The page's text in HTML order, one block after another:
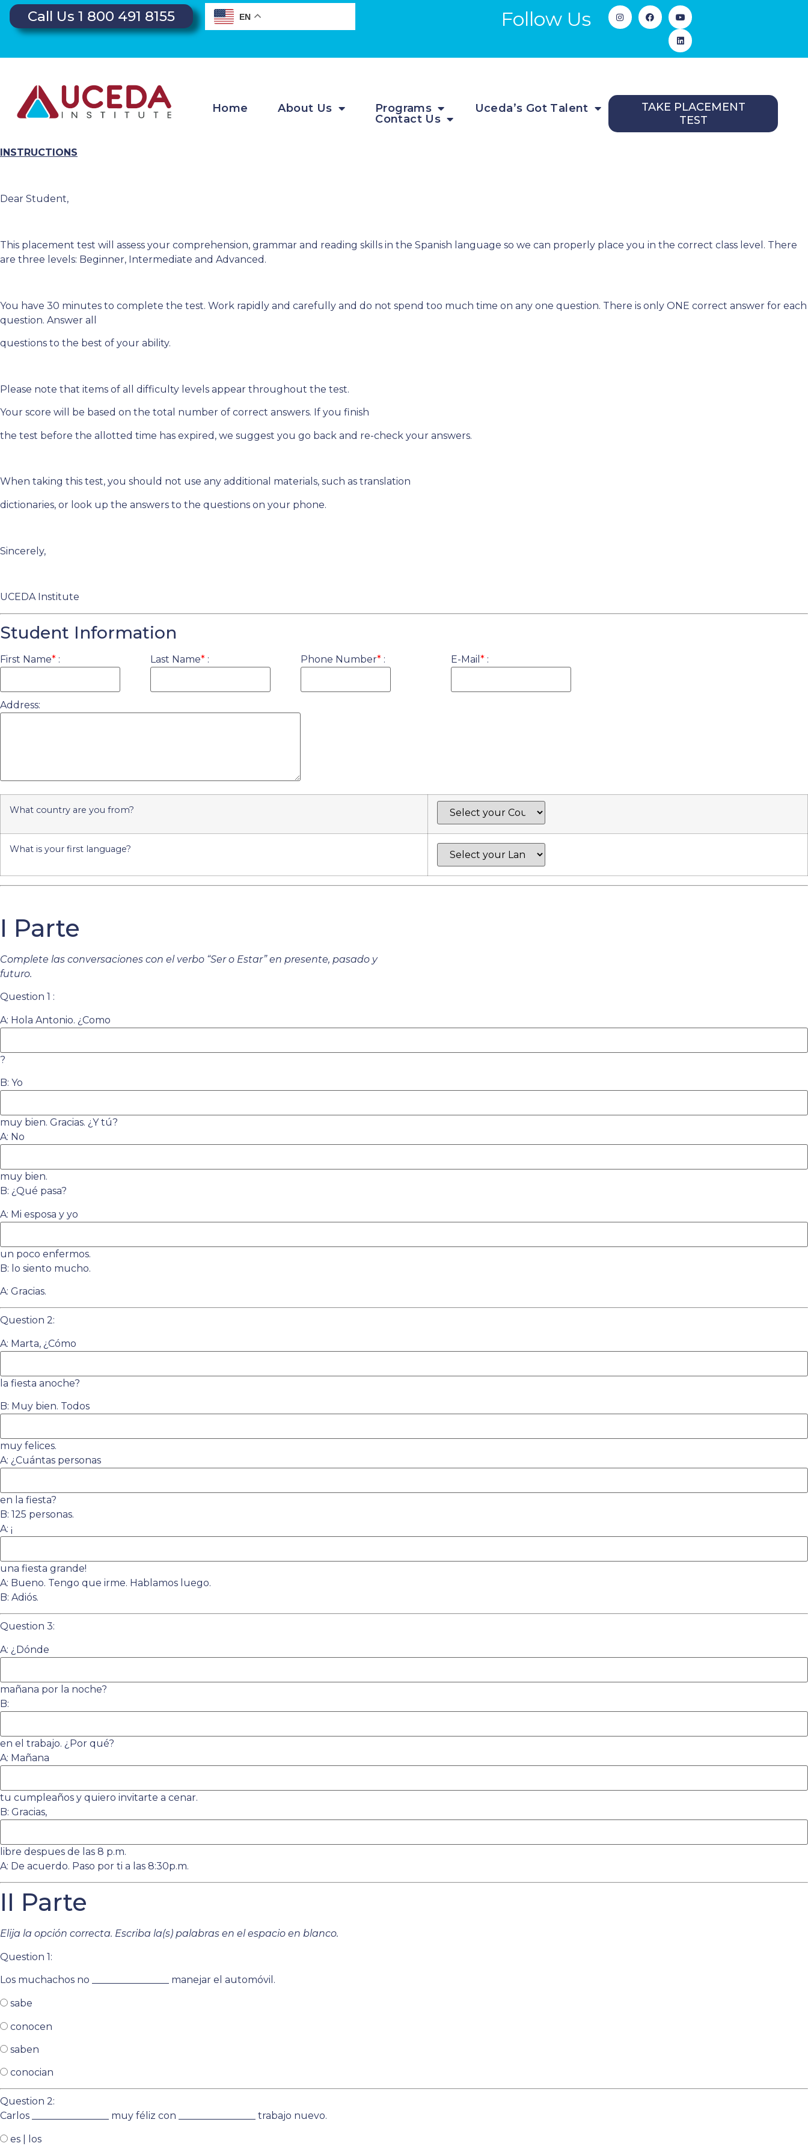
Call Us 1 800 491 8155 EN Follow Us
Home About Us Programs
Uceda’s Got Talent
Contact Us
TAKE PLACEMENT
TEST
INSTRUCTIONS
Dear Student,
This placement test will assess your comprehension, grammar and reading skills in the Spanish language so we can properly place you in the correct class level. There
are three levels: Beginner, Intermediate and Advanced.
You have 30 minutes to complete the test. Work rapidly and carefully and do not spend too much time on any one question. There is only ONE correct answer for each
question. Answer all
questions to the best of your ability.
Please note that items of all difficulty levels appear throughout the test.
Your score will be based on the total number of correct answers. If you finish
the test before the allotted time has expired, we suggest you go back and re-check your answers.
When taking this test, you should not use any additional materials, such as translation
dictionaries, or look up the answers to the questions on your phone.
Sincerely,
UCEDA Institute
Student Information
First Name* : Last Name* : Phone Number* : E-Mail * :
Address:
What country are you from?
What is your first language?
I Parte
Complete las conversaciones con el verbo “Ser o Estar” en presente, pasado y
futuro.
Question 1 :
A: Hola Antonio. ¿Como
?
B: Yo
muy bien. Gracias. ¿Y tú?
A: No
muy bien.
B: ¿Qué pasa?
A: Mi esposa y yo
un poco enfermos.
B: lo siento mucho.
A: Gracias.
Question 2:
A: Marta, ¿Cómo
la fiesta anoche?
B: Muy bien. Todos
muy felices.
A: ¿Cuántas personas
en la fiesta?
B: 125 personas.
A: ¡
una fiesta grande!
A: Bueno. Tengo que irme. Hablamos luego.
B: Adiós.
Question 3:
A: ¿Dónde
mañana por la noche?
B:
en el trabajo. ¿Por qué?
A: Mañana
tu cumpleaños y quiero invitarte a cenar.
B: Gracias,
libre despues de las 8 p.m.
A: De acuerdo. Paso por ti a las 8:30p.m.
II Parte
Elija la opción correcta. Escriba la(s) palabras en el espacio en blanco.
Question 1:
Los muchachos no ________________ manejar el automóvil.
sabe
conocen
saben
conocian
Question 2:
Carlos ________________ muy féliz con ________________ trabajo nuevo.
es | los